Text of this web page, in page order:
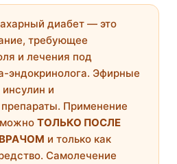
диабет — это
требующее
и лечения под
эндокринолога. Эфирные
и
Применение
ТОЛЬКО ПОСЛЕ
и только как
Самолечение